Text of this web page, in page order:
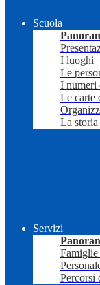
Scuola
I luoghi
Le
I numeri
Le carte
La storia
Servizi
Famiglie
Percorsi